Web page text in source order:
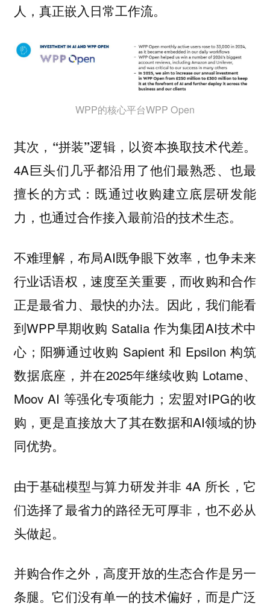
人，真正嵌入日常工作流。
WPP的核心平台WPP Open
其次，“拼装”逻辑，以资本换取技术代差。
4A巨头们几乎都沿用了他们最熟悉、也最
擅长的方式：既通过收购建立底层研发能
力，也通过合作接入最前沿的技术生态。
不难理解，布局AI既争眼下效率，也争未来
行业话语权，速度至关重要，而收购和合作
正是最省力、最快的办法。因此，我们能看
到WPP早期收购 Satalia 作为集团AI技术中
心；阳狮通过收购 Sapient 和 Epsilon 构筑
数据底座，并在2025年继续收购 Lotame、
Moov AI 等强化专项能力；宏盟对IPG的收
购，更是直接放大了其在数据和AI领域的协
同优势。
由于基础模型与算力研发并非 4A 所长，它
们选择了最省力的路径无可厚非，也不必从
头做起。
并购合作之外，高度开放的生态合作是另一
条腿。它们没有单一的技术偏好，而是广泛